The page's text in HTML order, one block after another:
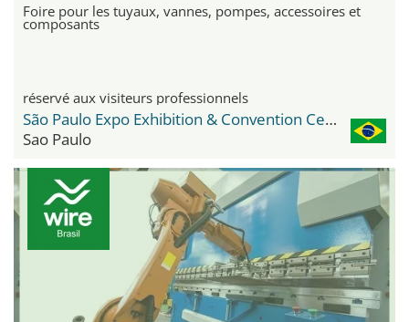
Foire pour les tuyaux, vannes, pompes, accessoires et
composants
réservé aux visiteurs professionnels
São Paulo Expo Exhibition & Convention Center
Sao Paulo